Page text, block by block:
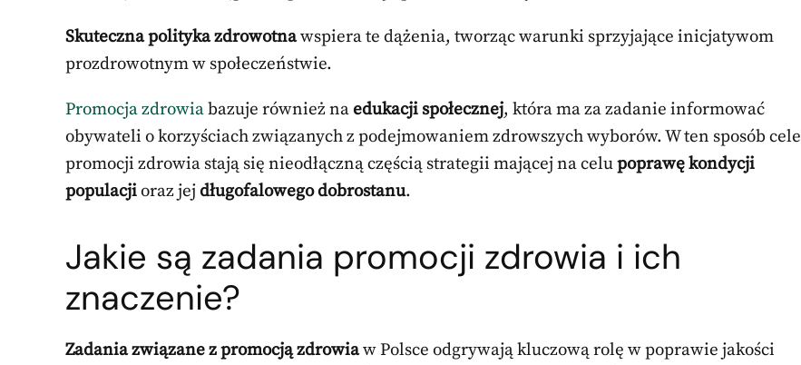
Skuteczna polityka zdrowotnawspiera te dążenia, tworząc warunki sprzyjające inicjatywom
prozdrowotnym w społeczeństwie.
Promocja zdrowiabazuje również naedukacji społecznej, która ma za zadanie informować
obywateli o korzyściach związanych z podejmowaniem zdrowszych wyborów. W ten sposób cele
promocji zdrowia stają się nieodłączną częścią strategii mającej na celupoprawę kondycji
populacjioraz jejdługofalowego dobrostanu.
Jakie są zadania promocji zdrowia i ich
znaczenie?
Zadania związane z promocją zdrowiaw Polsce odgrywają kluczową rolę w poprawie jakości